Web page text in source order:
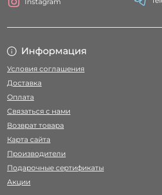
Информация
Условия соглашения
Доставка
Оплата
Связаться с нами
Возврат товара
Карта сайта
Производители
Подарочные сертификаты
Акции